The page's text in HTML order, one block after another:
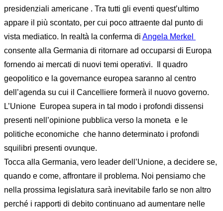
presidenziali americane . Tra tutti gli eventi quest’ultimo
appare il più scontato, per cui poco attraente dal punto di
vista mediatico. In realtà la conferma di Angela Merkel
consente alla Germania di ritornare ad occuparsi di Europa
fornendo ai mercati di nuovi temi operativi. Il quadro
geopolitico e la governance europea saranno al centro
dell’agenda su cui il Cancelliere formerà il nuovo governo.
L’Unione Europea supera in tal modo i profondi dissensi
presenti nell’opinione pubblica verso la moneta e le
politiche economiche che hanno determinato i profondi
squilibri presenti ovunque.
Tocca alla Germania, vero leader dell’Unione, a decidere se,
quando e come, affrontare il problema. Noi pensiamo che
nella prossima legislatura sarà inevitabile farlo se non altro
perché i rapporti di debito continuano ad aumentare nelle